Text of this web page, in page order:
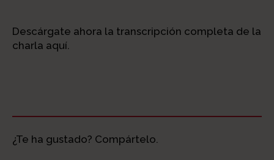
Descárgate ahora la transcripción completa de la
charla aquí.
¿Te ha gustado? Compártelo.